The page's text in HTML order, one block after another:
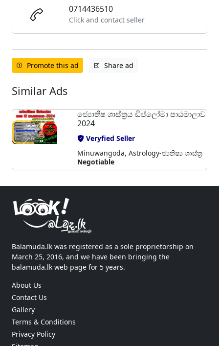
0714436510
Click and contact seller
Promote this ad Share ad
Similar Ads
ජ්‍යොතිෂ ශාස්ත්‍රය ඩිප්ලෝමා පාඨමාලාව
2024
Veryfied Seller
Minuwangoda, Astrology-ජ්‍යතිෂ්‍ය ශාස්ත්‍ර
Negotiable
Balamuda.lk was registered as a sole proprietorship on
March 25, 2016, and we have been bringing the
balamuda.lk web page for 5 years.
About Us
Contact Us
Gallery
Terms & Conditions
Privacy Policy